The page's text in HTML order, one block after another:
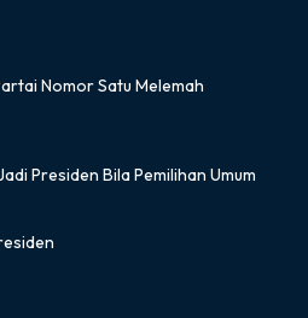
Nomor Satu Melemah
Presiden Bila Pemilihan Umum